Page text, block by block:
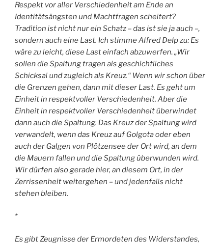
Respekt vor aller Verschiedenheit am Ende an
Identitätsängsten und Machtfragen scheitert?
Tradition ist nicht nur ein Schatz – das ist sie ja auch –,
sondern auch eine Last. Ich stimme Alfred Delp zu: Es
wäre zu leicht, diese Last einfach abzuwerfen. „Wir
sollen die Spaltung tragen als geschichtliches
Schicksal und zugleich als Kreuz.“ Wenn wir schon über
die Grenzen gehen, dann mit dieser Last. Es geht um
Einheit in respektvoller Verschiedenheit. Aber die
Einheit in respektvoller Verschiedenheit überwindet
dann auch die Spaltung. Das Kreuz der Spaltung wird
verwandelt, wenn das Kreuz auf Golgota oder eben
auch der Galgen von Plötzensee der Ort wird, an dem
die Mauern fallen und die Spaltung überwunden wird.
Wir dürfen also gerade hier, an diesem Ort, in der
Zerrissenheit weitergehen – und jedenfalls nicht
stehen bleiben.
*
Es gibt Zeugnisse der Ermordeten des Widerstandes,